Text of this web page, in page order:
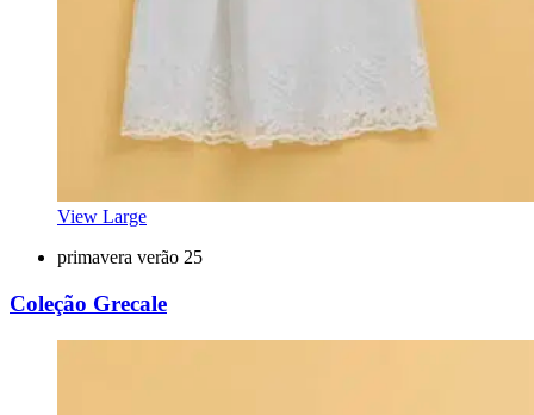
View Large
primavera verão 25
Coleção Grecale